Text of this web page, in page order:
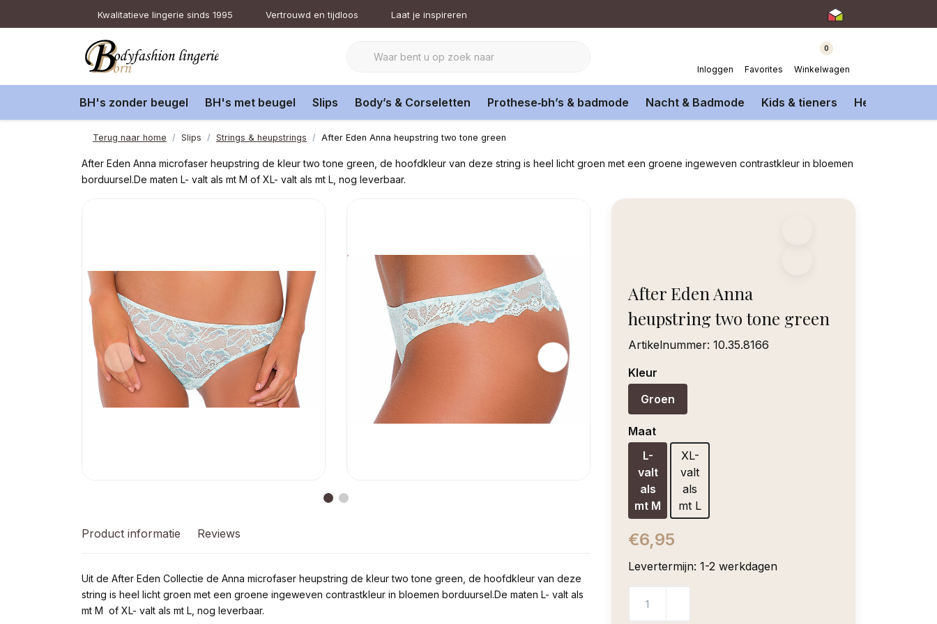
Kwalitatieve lingerie sinds 1995 Vertrouwd en tijdloos Laat je inspireren
Inloggen Favorites
0
Winkelwagen
BH's zonder beugel BH's met beugel Slips Body’s & Corseletten Prothese‑bh’s & badmode Nacht & Badmode Kids & tieners Heren
Terug naar home Slips Strings & heupstrings After Eden Anna heupstring two tone green
After Eden Anna microfaser heupstring de kleur two tone green, de hoofdkleur van deze string is heel licht groen met een groene ingeweven contrastkleur in bloemen
borduursel.De maten L- valt als mt M of XL- valt als mt L, nog leverbaar.
After Eden Anna
heupstring two tone green
Artikelnummer: 10.35.8166
Kleur
Groen
Maat
L-
valt
als
mt M
XL-
valt
als
mt L
€6,95
Levertermijn: 1-2 werkdagen
Product informatie Reviews
Uit de After Eden Collectie de Anna microfaser heupstring de kleur two tone green, de hoofdkleur van deze
string is heel licht groen met een groene ingeweven contrastkleur in bloemen borduursel.De maten L- valt als
mt M of XL- valt als mt L, nog leverbaar.